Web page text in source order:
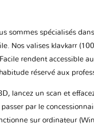
sommes spécialisés
Nos valises klavkarr
rendent accessible
réservé aux
lancez un scan et
par le
sur ordinateur